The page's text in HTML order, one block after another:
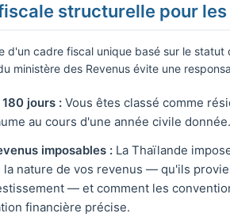
structurelle pour
d'un cadre fiscal unique basé sur le
ministère des Revenus évite une
jours : Vous êtes classé comme
au cours d'une année civile donnée.
imposables : La Thaïlande
la nature de vos revenus — qu'ils
— et comment les
financière précise.